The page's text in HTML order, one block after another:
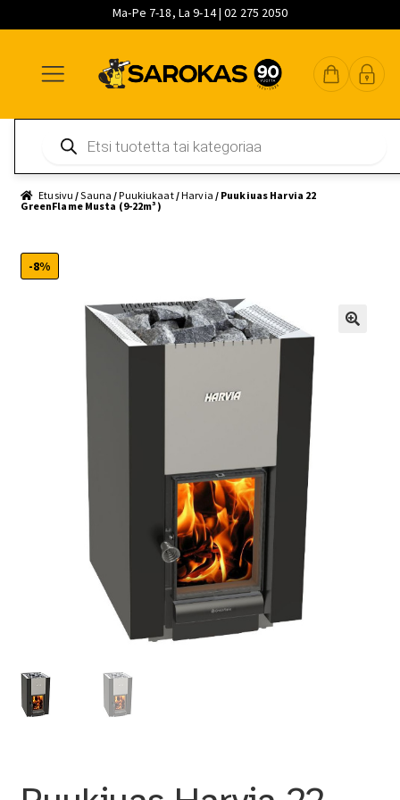
Ma-Pe 7-18, La 9-14 | 02 275 2050
navigointiin
sisältöön
pääsisältöön
search
Etusivu /Sauna /Puukiukaat/Harvia / Puukiuas Harvia 22
GreenFlame Musta (9-22m³)
-8%